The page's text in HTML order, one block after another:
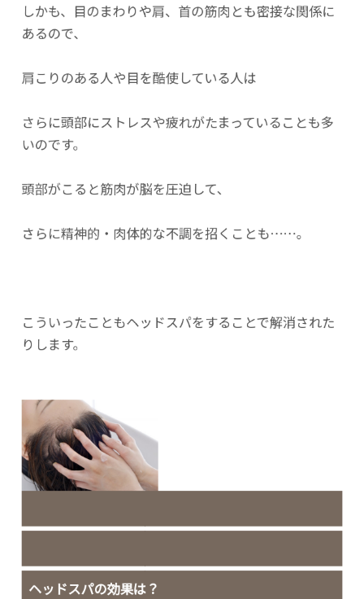
しかも、目のまわりや肩、首の筋肉とも密接な関係に
あるので、
肩こりのある人や目を酷使している人は
さらに頭部にストレスや疲れがたまっていることも多
いのです。
頭部がこると筋肉が脳を圧迫して、
さらに精神的・肉体的な不調を招くことも……。
こういったこともヘッドスパをすることで解消された
りします。
ヘッドスパの効果は？